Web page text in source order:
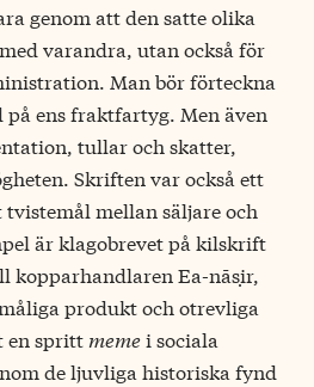
genom att den satte olika
varandra, utan också för
Man bör förteckna
ens fraktfartyg. Men även
tullar och skatter,
Skriften var också ett
mellan säljare och
är klagobrevet på kilskrift
kopparhandlaren Ea-nāṣir,
produkt och otrevliga
en spritt memei sociala
de ljuvliga historiska fynd